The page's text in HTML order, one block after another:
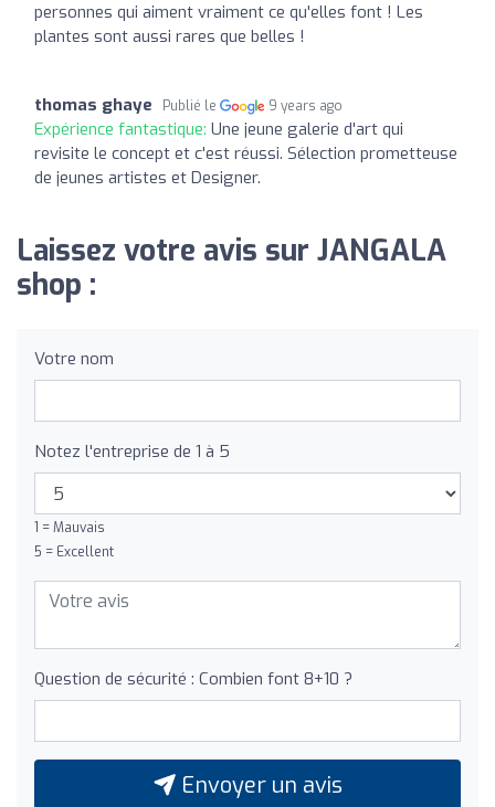
personnes qui aiment vraiment ce qu'elles font ! Les
plantes sont aussi rares que belles !
thomas ghaye Publié le 9 years ago
Expérience fantastique: Une jeune galerie d'art qui
revisite le concept et c'est réussi. Sélection prometteuse
de jeunes artistes et Designer.
Laissez votre avis sur JANGALA
shop :
Votre nom
Notez l'entreprise de 1 à 5
1 = Mauvais
5 = Excellent
Question de sécurité : Combien font 8+10 ?
Envoyer un avis